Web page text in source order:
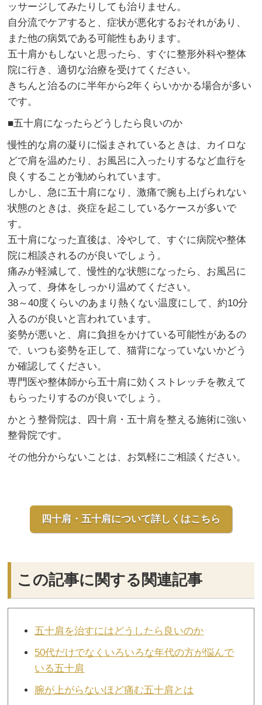
ッサージしてみたりしても治りません。
自分流でケアすると、症状が悪化するおそれがあり、
また他の病気である可能性もあります。
五十肩かもしないと思ったら、すぐに整形外科や整体
院に行き、適切な治療を受けてください。
きちんと治るのに半年から2年くらいかかる場合が多い
です。
■五十肩になったらどうしたら良いのか
慢性的な肩の凝りに悩まされているときは、カイロな
どで肩を温めたり、お風呂に入ったりするなど血行を
良くすることが勧められています。
しかし、急に五十肩になり、激痛で腕も上げられない
状態のときは、炎症を起こしているケースが多いで
す。
五十肩になった直後は、冷やして、すぐに病院や整体
院に相談されるのが良いでしょう。
痛みが軽減して、慢性的な状態になったら、お風呂に
入って、身体をしっかり温めてください。
38～40度くらいのあまり熱くない温度にして、約10分
入るのが良いと言われています。
姿勢が悪いと、肩に負担をかけている可能性があるの
で、いつも姿勢を正して、猫背になっていないかどう
か確認してください。
専門医や整体師から五十肩に効くストレッチを教えて
もらったりするのが良いでしょう。
かとう整骨院は、四十肩・五十肩を整える施術に強い
整骨院です。
その他分からないことは、お気軽にご相談ください。
四十肩・五十肩について詳しくはこちら
この記事に関する関連記事
五十肩を治すにはどうしたら良いのか
50代だけでなくいろいろな年代の方が悩んで
いる五十肩
腕が上がらないほど痛む五十肩とは